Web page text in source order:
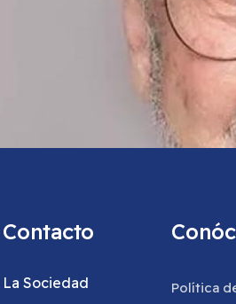
Contacto
La Sociedad
Política